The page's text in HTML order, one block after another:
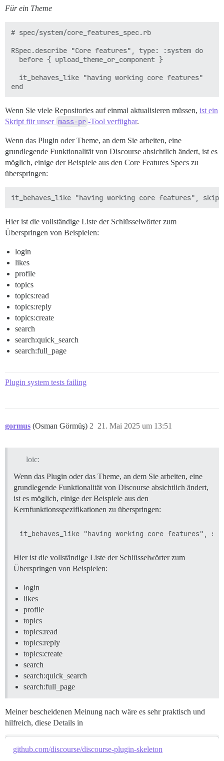
Für ein Theme
# spec/system/core_features_spec.rb
RSpec.describe "Core features", type: :system do
  before { upload_theme_or_component }
  it_behaves_like "having working core features"
Wenn Sie viele Repositories auf einmal aktualisieren müssen, ist ein
Skript für unser mass-pr -Tool verfügbar.
Wenn das Plugin oder Theme, an dem Sie arbeiten, eine
grundlegende Funktionalität von Discourse absichtlich ändert, ist es
möglich, einige der Beispiele aus den Core Features Specs zu
überspringen:
Hier ist die vollständige Liste der Schlüsselwörter zum
Überspringen von Beispielen:
login
likes
profile
topics
topics:read
topics:reply
topics:create
search
search:quick_search
search:full_page
Plugin system tests failing
gormus (Osman Görmüş) 21. Mai 2025 um 13:51
2
loic:
Wenn das Plugin oder das Theme, an dem Sie arbeiten, eine
grundlegende Funktionalität von Discourse absichtlich ändert,
ist es möglich, einige der Beispiele aus den
Kernfunktionsspezifikationen zu überspringen:
Hier ist die vollständige Liste der Schlüsselwörter zum
Überspringen von Beispielen:
login
likes
profile
topics
topics:read
topics:reply
topics:create
search
search:quick_search
search:full_page
Meiner bescheidenen Meinung nach wäre es sehr praktisch und
hilfreich, diese Details in
github.com/discourse/discourse-plugin-skeleton